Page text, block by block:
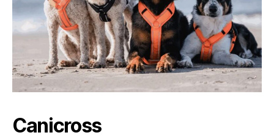
Canicross